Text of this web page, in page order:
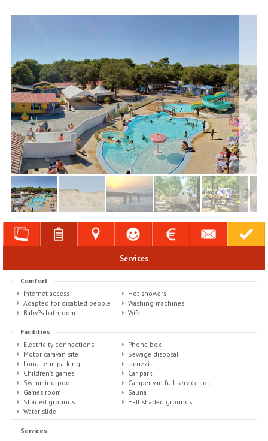
Services
Comfort
Internet access
Hot showers
Adapted for disabled people
Washing machines
Baby?s bathroom
Wifi
Facilities
Electricity connections
Phone box
Motor caravan site
Sewage disposal
Long-term parking
Jacuzzi
Children's games
Car park
Swimming-pool
Camper van full-service area
Games room
Sauna
Shaded grounds
Half shaded grounds
Water slide
Services